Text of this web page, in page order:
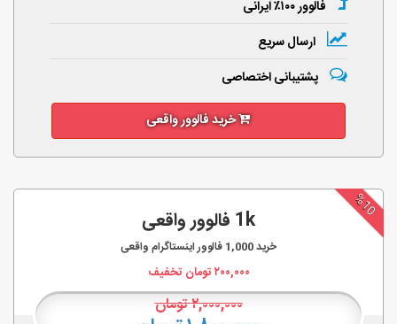
فالوور ۱۰۰٪ ایرانی
ارسال سریع
پشتیبانی اختصاصی
خرید فالوور واقعی
%10
1k فالوور واقعی
خرید1,000 فالوور اینستاگرام واقعی
۲۰۰,۰۰۰تومان تخفیف
۲,۰۰۰,۰۰۰تومان